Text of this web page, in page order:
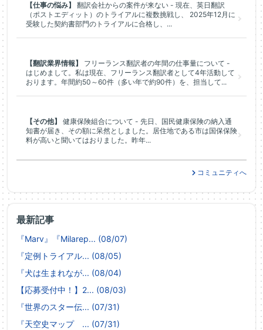
最新記事
『Marv』『Milarep... (08/07)
『定例トライアル... (08/05)
『犬は生まれなが... (08/04)
【応募受付中！】2... (08/03)
『世界のスター伝... (07/31)
『天空史マップ ... (07/31)
【仕事の悩み】
翻訳会社からの案件が来ない - 現在、英日翻訳
（ポストエディット）のトライアルに複数挑戦し、 2025年12月に
受験した契約書部門のトライアルに合格し、...
【翻訳業界情報】
フリーランス翻訳者の年間の仕事量について -
はじめまして。私は現在、フリーランス翻訳者として4年活動して
おります。年間約50～60件（多い年で約90件）を、担当して...
【その他】
健康保険組合について - 先日、国民健康保険の納入通
知書が届き、その額に呆然としました。居住地である市は国保保険
料が高いと聞いてはおりました。昨年...
コミュニティへ